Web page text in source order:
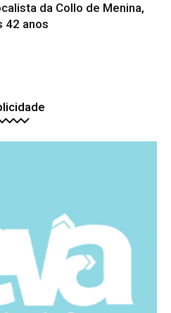
da Collo de Menina,
42 anos